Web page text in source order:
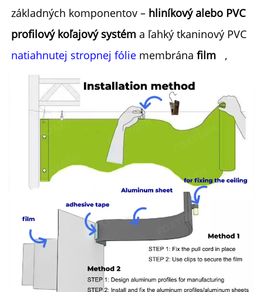
základných komponentov – hliníkový alebo PVC
profilový koľajový systém
natiahnutej stropnej fólie membrána film ,